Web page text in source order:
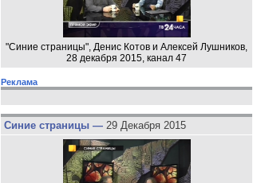
"Синие страницы", Денис Котов и Алексей Лушников,
28 декабря 2015, канал 47
Реклама
Синие страницы — 29 Декабря 2015